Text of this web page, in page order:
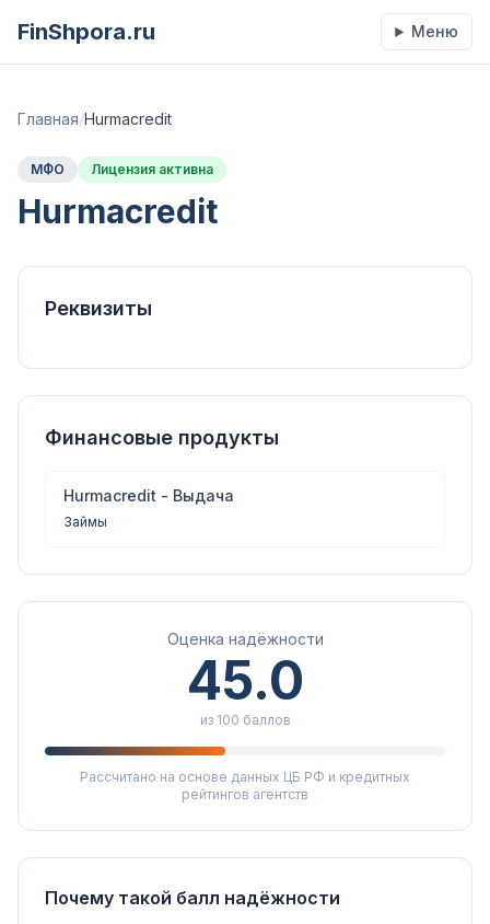
FinShpora.ru Меню
Главная/Hurmacredit
МФО Лицензия активна
Hurmacredit
Реквизиты
Финансовые продукты
Hurmacredit - Выдача
Займы
Оценка надёжности
45.0
из 100 баллов
Рассчитано на основе данных ЦБ РФ и кредитных
рейтингов агентств
Почему такой балл надёжности